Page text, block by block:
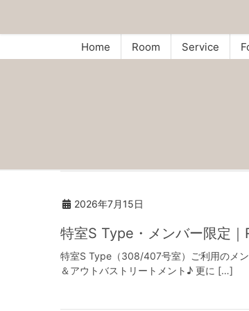
Home Room Service
2026年7月15日
特室S Type・メンバー限定
特室S Type（308/407号室）ご利用のメ
＆アウトバストリートメント♪ 更に […]